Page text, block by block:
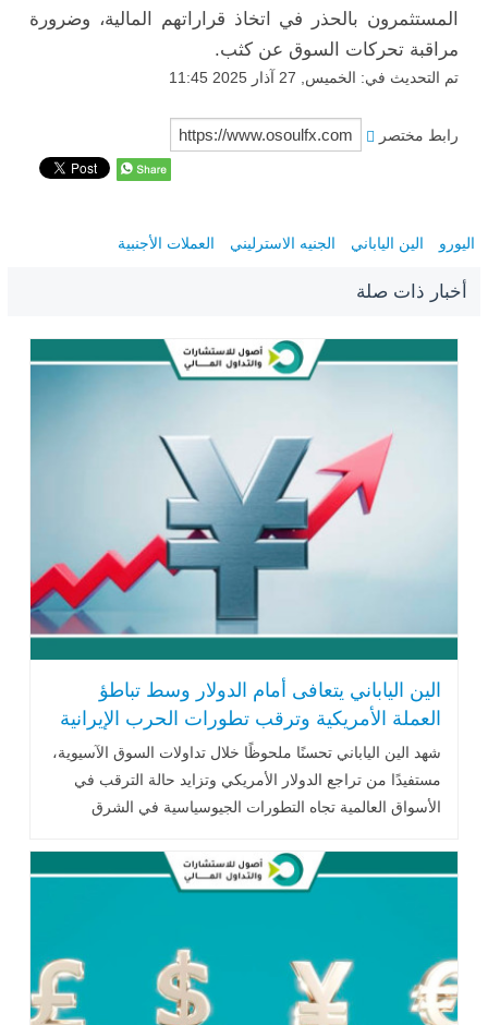
المستثمرون بالحذر في اتخاذ قراراتهم المالية، وضرورة
مراقبة تحركات السوق عن كثب.
تم التحديث في: الخميس, 27 آذار 2025 11:45
رابط مختصر
اليورو الين الياباني الجنيه الاسترليني العملات الأجنبية
أخبار ذات صلة
الين الياباني يتعافى أمام الدولار وسط تباطؤ
العملة الأمريكية وترقب تطورات الحرب الإيرانية
شهد الين الياباني تحسنًا ملحوظًا خلال تداولات السوق الآسيوية،
مستفيدًا من تراجع الدولار الأمريكي وتزايد حالة الترقب في
الأسواق العالمية تجاه التطورات الجيوسياسية في الشرق